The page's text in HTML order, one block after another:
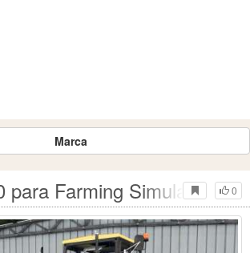
Marca
0
para Farming Simulator